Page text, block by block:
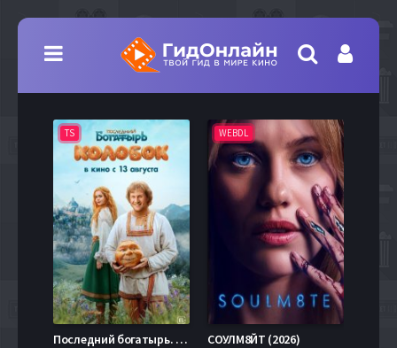
TS
Последний богатырь. Колобок (2026)
WEBDL
СОУЛМ8ЙТ (2026)